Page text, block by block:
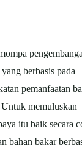
berbasis pada
pemanfaatan
memuluskan
itu baik secara
bahan bakar